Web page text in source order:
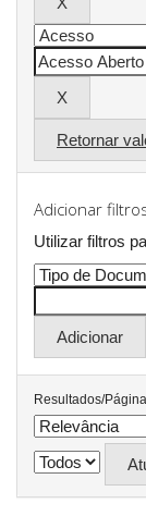
Retornar
Adicionar
Utilizar filtros
Resultados/Página